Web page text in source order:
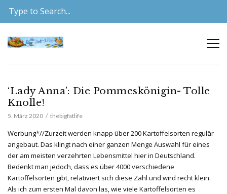
‘Lady Anna’: Die Pommeskönigin- Tolle
Knolle!
5. März 2020 thebigfatlife
Werbung*//Zurzeit werden knapp über 200 Kartoffelsorten regulär
angebaut. Das klingt nach einer ganzen Menge Auswahl für eines
der am meisten verzehrten Lebensmittel hier in Deutschland.
Bedenkt man jedoch, dass es über 4000 verschiedene
Kartoffelsorten gibt, relativiert sich diese Zahl und wird recht klein.
Als ich zum ersten Mal davon las, wie viele Kartoffelsorten es